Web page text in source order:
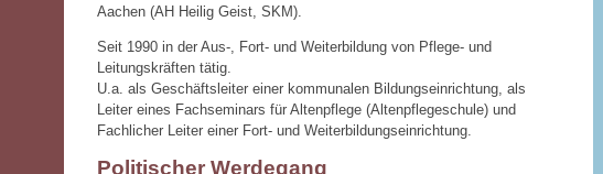
Aachen (AH Heilig Geist, SKM).
Seit 1990 in der Aus-, Fort- und Weiterbildung von Pflege- und
Leitungskräften tätig.
U.a. als Geschäftsleiter einer kommunalen Bildungseinrichtung, als
Leiter eines Fachseminars für Altenpflege (Altenpflegeschule) und
Fachlicher Leiter einer Fort- und Weiterbildungseinrichtung.
Politischer Werdegang